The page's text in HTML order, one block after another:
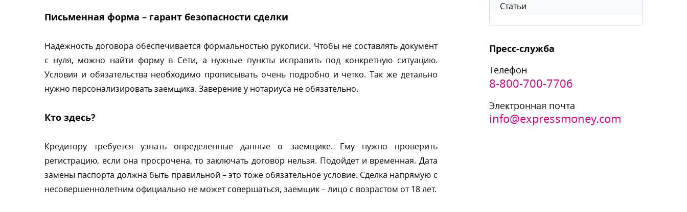
Письменная форма – гарант безопасности сделки
Надежность договора обеспечивается формальностью рукописи. Чтобы не составлять документ
с нуля, можно найти форму в Сети, а нужные пункты исправить под конкретную ситуацию.
Условия и обязательства необходимо прописывать очень подробно и четко. Так же детально
нужно персонализировать заемщика. Заверение у нотариуса не обязательно.
Кто здесь?
Кредитору требуется узнать определенные данные о заемщике. Ему нужно проверить
регистрацию, если она просрочена, то заключать договор нельзя. Подойдет и временная. Дата
замены паспорта должна быть правильной – это тоже обязательное условие. Сделка напрямую с
несовершеннолетним официально не может совершаться, заемщик – лицо с возрастом от 18 лет.
Статьи
Пресс-служба
Телефон
8-800-700-7706
Электронная почта
info@expressmoney.com